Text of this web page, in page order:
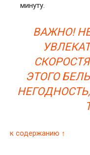
минуту.
ВАЖНО!
ЭТОГО
к содержанию ↑